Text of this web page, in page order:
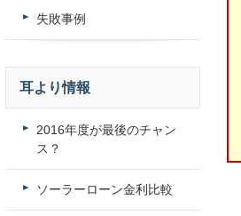
失敗事例
耳より情報
2016年度が最後のチャン
ス？
ソーラーローン金利比較